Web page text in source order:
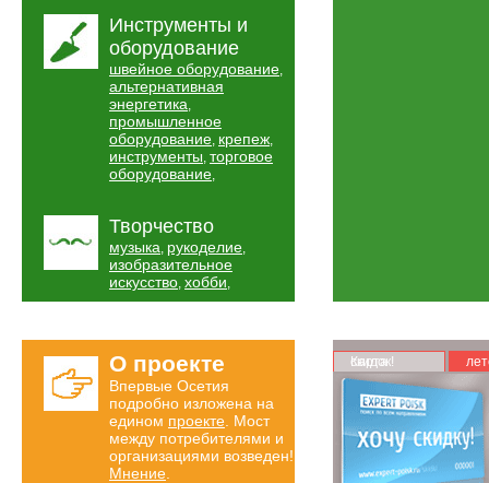
Инструменты и
оборудование
швейное оборудование,
альтернативная
энергетика,
промышленное
оборудование, крепеж,
инструменты, торговое
оборудование,
Творчество
музыка, рукоделие,
изобразительное
искусство, хобби,
О проекте
Впервые Осетия
подробно изложена на
едином проекте . Мост
между потребителями и
организациями возведен!
Мнение
Карта скидок!